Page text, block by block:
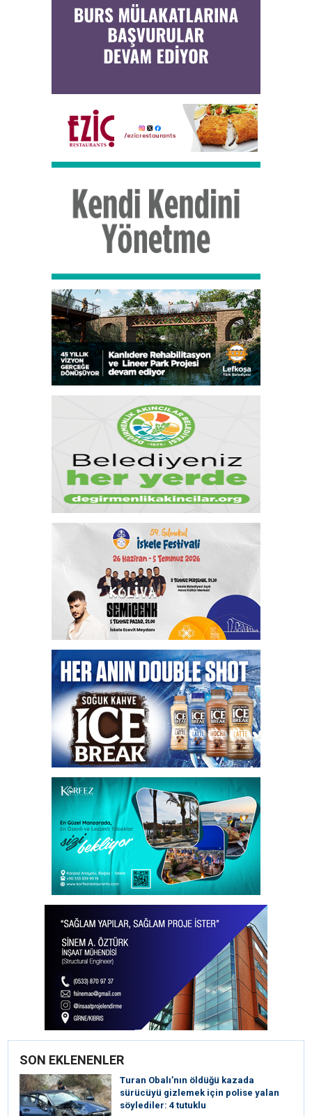
SON EKLENENLER
Turan Obalı’nın öldüğü kazada
sürücüyü gizlemek için polise yalan
söylediler: 4 tutuklu